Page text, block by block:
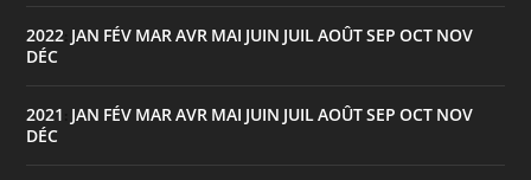
2022 JAN FÉV MAR AVR MAI JUIN JUIL AOÛTSEP OCT NOV
DÉC
2021 JAN FÉV MAR AVR MAI JUIN JUIL AOÛTSEP OCT NOV
DÉC